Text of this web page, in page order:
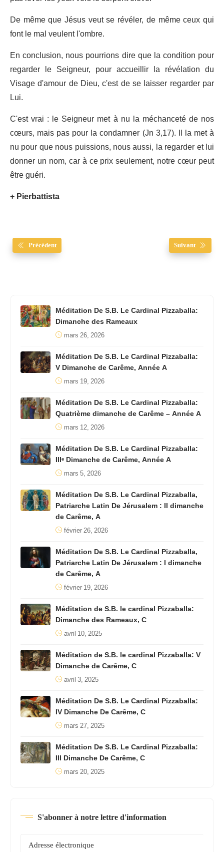
De même que Jésus veut se révéler, de même ceux qui
font le mal veulent l'ombre.
En conclusion, nous pourrions dire que la condition pour
regarder le Seigneur, pour accueillir la révélation du
Visage d'amour de Dieu, c'est de se laisser regarder par
Lui.
C'est vrai : le Seigneur met à nu la méchanceté de nos
cœurs, mais pas pour la condamner (Jn 3,17). Il la met à
nu pour que nous puissions, nous aussi, la regarder et lui
donner un nom, car à ce prix seulement, notre cœur peut
être guéri.
+ Pierbattista
Précédent Suivant
Méditation De S.B. Le Cardinal Pizzaballa:
Dimanche des Rameaux
mars 26, 2026
Méditation De S.B. Le Cardinal Pizzaballa:
V Dimanche de Carême, Année A
mars 19, 2026
Méditation De S.B. Le Cardinal Pizzaballa:
Quatrième dimanche de Carême – Année A
mars 12, 2026
Méditation De S.B. Le Cardinal Pizzaballa:
IIIᵉ Dimanche de Carême, Année A
mars 5, 2026
Méditation De S.B. Le Cardinal Pizzaballa,
Patriarche Latin De Jérusalem : II dimanche
de Carême, A
février 26, 2026
Méditation De S.B. Le Cardinal Pizzaballa,
Patriarche Latin De Jérusalem : I dimanche
de Carême, A
février 19, 2026
Méditation de S.B. le cardinal Pizzaballa:
Dimanche des Rameaux, C
avril 10, 2025
Méditation de S.B. le cardinal Pizzaballa: V
Dimanche de Carême, C
avril 3, 2025
Méditation De S.B. Le Cardinal Pizzaballa:
IV Dimanche De Carême, C
mars 27, 2025
Méditation De S.B. Le Cardinal Pizzaballa:
III Dimanche De Carême, C
mars 20, 2025
S'abonner à notre lettre d'information